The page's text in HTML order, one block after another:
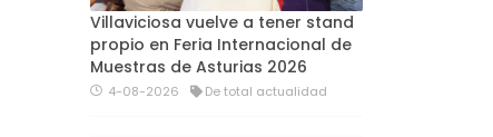
Villaviciosa vuelve a tener stand
propio en Feria Internacional de
Muestras de Asturias 2026
4-08-2026 De total actualidad